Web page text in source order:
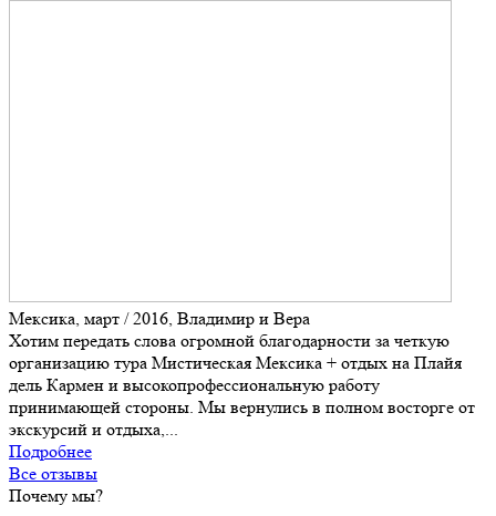
Мексика, март / 2016, Владимир и Вера
Хотим передать слова огромной благодарности за четкую
организацию тура Мистическая Мексика + отдых на Плайя
дель Кармен и высокопрофессиональную работу
принимающей стороны. Мы вернулись в полном восторге от
экскурсий и отдыха,...
Подробнее
Все отзывы
Почему мы?